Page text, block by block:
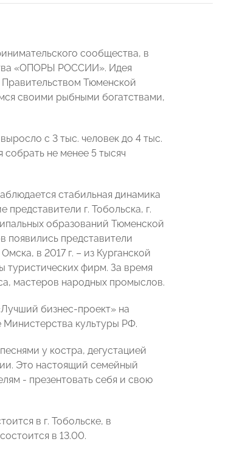
сообщества, в
«ОПОРЫ РОССИИ». Идея
Тюменской
своими рыбными богатствами,
с 3 тыс. человек до 4 тыс.
не менее 5 тысяч
стабильная динамика
представители г. Тобольска, г.
образований Тюменской
появились представители
в 2017 г. – из Курганской
туристических фирм. За время
мастеров народных промыслов.
бизнес-проект» на
культуры РФ.
у костра, дегустацией
Это настоящий семейный
- презентовать себя и свою
в г. Тобольске, в
в 13.00.